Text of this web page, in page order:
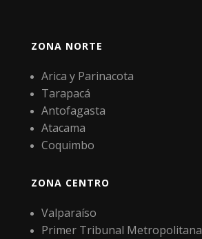
ZONA NORTE
Arica y Parinacota
Tarapacá
Antofagasta
Atacama
Coquimbo
ZONA CENTRO
Valparaíso
Primer Tribunal Metropolitana